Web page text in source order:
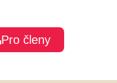
Pro členy